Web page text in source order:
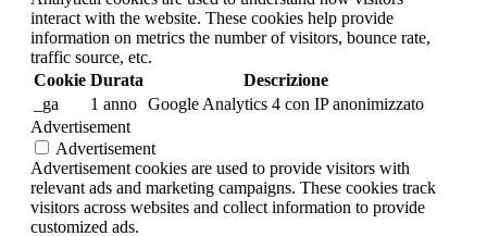
interact with the website. These cookies help provide
information on metrics the number of visitors, bounce rate,
traffic source, etc.
Cookie Durata
Descrizione
_ga
1 anno Google Analytics 4 con IP anonimizzato
Advertisement
Advertisement
Advertisement cookies are used to provide visitors with
relevant ads and marketing campaigns. These cookies track
visitors across websites and collect information to provide
customized ads.